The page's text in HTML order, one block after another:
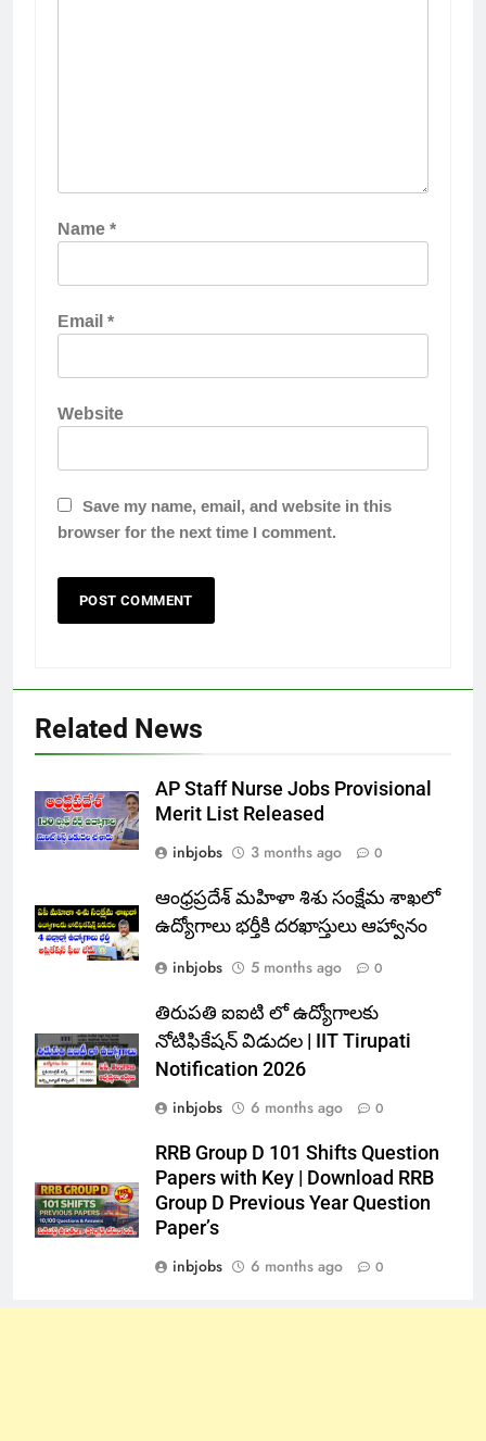
Name*
Email*
Website
Save my name, email, and website in this
browser for the next time I comment.
Related News
AP Staff Nurse Jobs Provisional
Merit List Released
inbjobs
3 months ago 0
ఆంధ్రప్రదేశ్ మహిళా శిశు సంక్షేమ శాఖలో
ఉద్యోగాలు భర్తీకి దరఖాస్తులు ఆహ్వానం
inbjobs
5 months ago 0
తిరుపతి ఐఐటి లో ఉద్యోగాలకు
నోటిఫికేషన్ విడుదల | IIT Tirupati
Notification 2026
inbjobs
6 months ago 0
RRB Group D 101 Shifts Question
Papers with Key | Download RRB
Group D Previous Year Question
Paper’s
inbjobs
6 months ago 0